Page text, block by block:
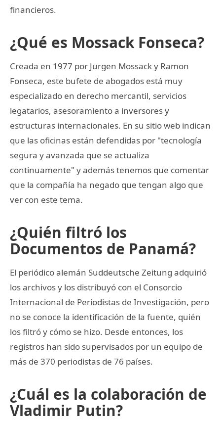
financieros.
¿Qué es Mossack Fonseca?
Creada en 1977 por Jurgen Mossack y Ramon
Fonseca, este bufete de abogados está muy
especializado en derecho mercantil, servicios
legatarios, asesoramiento a inversores y
estructuras internacionales. En su sitio web indican
que las oficinas están defendidas por "tecnología
segura y avanzada que se actualiza
continuamente" y además tenemos que comentar
que la compañía ha negado que tengan algo que
ver con este tema.
¿Quién filtró los
Documentos de Panamá?
El periódico alemán Suddeutsche Zeitung adquirió
los archivos y los distribuyó con el Consorcio
Internacional de Periodistas de Investigación, pero
no se conoce la identificación de la fuente, quién
los filtró y cómo se hizo. Desde entonces, los
registros han sido supervisados por un equipo de
más de 370 periodistas de 76 países.
¿Cuál es la colaboración de
Vladimir Putin?